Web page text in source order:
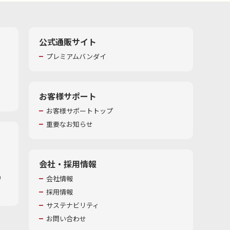
公式通販サイト
プレミアムバンダイ
お客様サポート
お客様サポートトップ
重要なお知らせ
会社・採用情報
会社情報
採用情報
サステナビリティ
お問い合わせ